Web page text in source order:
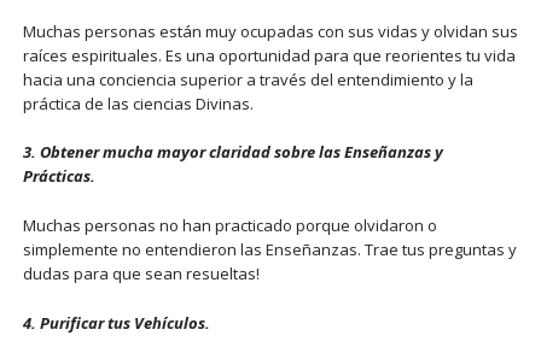
Muchas personas están muy ocupadas con sus vidas y olvidan sus
raíces espirituales. Es una oportunidad para que reorientes tu vida
hacia una conciencia superior a través del entendimiento y la
práctica de las ciencias Divinas.
3. Obtener mucha mayor claridad sobre las Enseñanzas y
Prácticas.
Muchas personas no han practicado porque olvidaron o
simplemente no entendieron las Enseñanzas. Trae tus preguntas y
dudas para que sean resueltas!
4. Purificar tus Vehículos.